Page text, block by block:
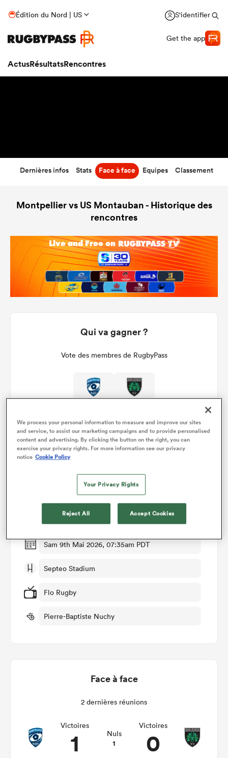
Édition du Nord | US S'identifier
Get the app
ActusRésultatsRencontres
Dernières infos Stats Face à face Equipes Classement
Montpellier vs US Montauban - Historique des
rencontres
Qui va gagner ?
Vote des membres de RugbyPass
Manche 23
Sam 9th Mai 2026, 07:35am PDT
Septeo Stadium
Flo Rugby
Pierre-Baptiste Nuchy
Face à face
2 dernières réunions
Victoires
1 Nuls
1
Victoires
0
We process your personal information to measure and improve our sites
and service, to assist our marketing campaigns and to provide personalised
content and advertising. By clicking the button on the right, you can
exercise your privacy rights. For more information see our privacy
notice Cookie Policy
Your Privacy Rights
Reject All Accept Cookies